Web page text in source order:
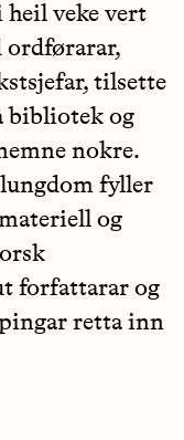
heil veke vert
ordførarar,
tilsette
bibliotek og
nokre.
fyller
og
forfattarar og
retta inn